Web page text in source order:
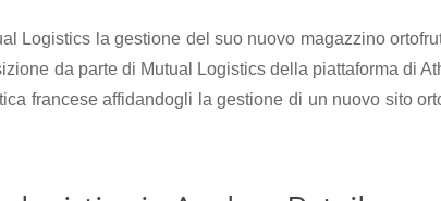
Logistics la gestione del suo nuovo magazzino
da parte di Mutual Logistics della piattaforma di
francese affidandogli la gestione di un nuovo sito